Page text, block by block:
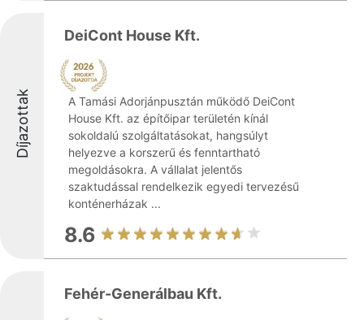
Díjazottak
DeiCont House Kft.
A Tamási Adorjánpusztán működő DeiCont
House Kft. az építőipar területén kínál
sokoldalú szolgáltatásokat, hangsúlyt
helyezve a korszerű és fenntartható
megoldásokra. A vállalat jelentős
szaktudással rendelkezik egyedi tervezésű
konténerházak ...
8.6
Fehér-Generálbau Kft.